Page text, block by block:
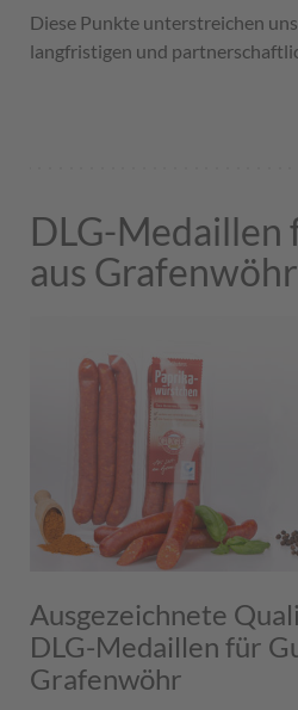
Diese Punkte unterstreichen
langfristigen und
DLG-Medaillen
aus Grafenwöhr
Ausgezeichnete
DLG-Medaillen für
Grafenwöhr